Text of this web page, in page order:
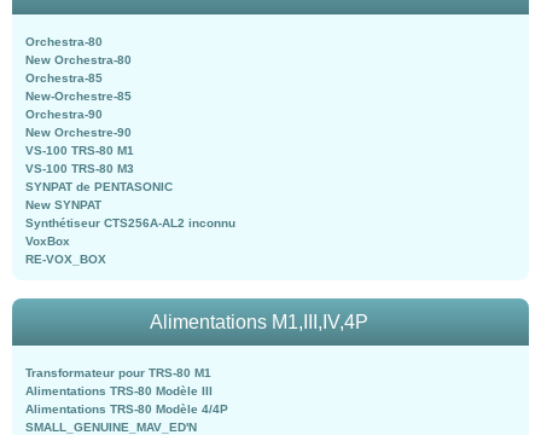
Orchestra-80
New Orchestra-80
Orchestra-85
New-Orchestre-85
Orchestra-90
New Orchestre-90
VS-100 TRS-80 M1
VS-100 TRS-80 M3
SYNPAT de PENTASONIC
New SYNPAT
Synthétiseur CTS256A-AL2 inconnu
VoxBox
RE-VOX_BOX
Alimentations M1,III,IV,4P
Transformateur pour TRS-80 M1
Alimentations TRS-80 Modèle III
Alimentations TRS-80 Modèle 4/4P
SMALL_GENUINE_MAV_ED'N